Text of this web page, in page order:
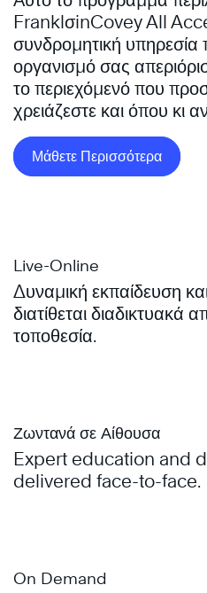
FranklσinCovey All
συνδρομητική υπηρεσία
οργανισμό σας
το περιεχόμενό που
χρειάζεστε και όπου κι
Μάθετε Περισσότερα
Live-Online
Δυναμική εκπαίδευση
διατίθεται διαδικτυακά
τοποθεσία.
Ζωντανά σε Αίθουσα
Expert education and
delivered face-to-face.
On Demand